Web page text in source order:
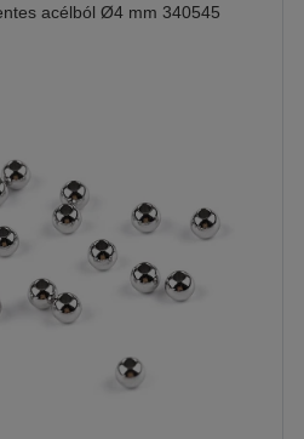
acélból Ø4 mm 340545